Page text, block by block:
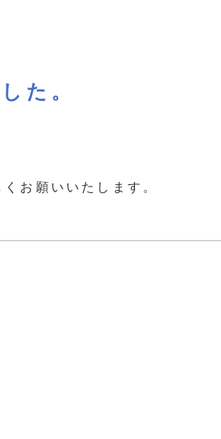
た。
お願いいたします。